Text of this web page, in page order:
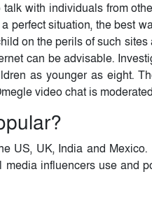
with individuals from
perfect situation, the best
on the perils of such
can be advisable.
as younger as eight.
video chat is
US, UK, India and
influencers use and